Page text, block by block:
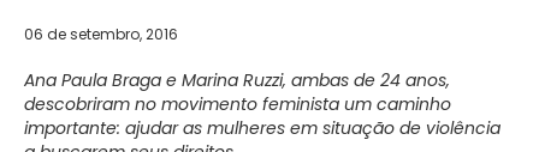
06 de setembro, 2016
Ana Paula Braga e Marina Ruzzi, ambas de 24 anos,
descobriram no movimento feminista um caminho
importante: ajudar as mulheres em situação de violência